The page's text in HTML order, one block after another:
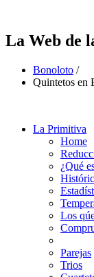
La Web de
Bonoloto /
Quintetos en
La Primitiva
Home
¿Qué
Los
Parejas
Trios